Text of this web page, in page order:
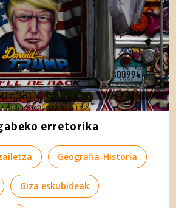
erretorika
Geografia-Historia
Giza eskubideak